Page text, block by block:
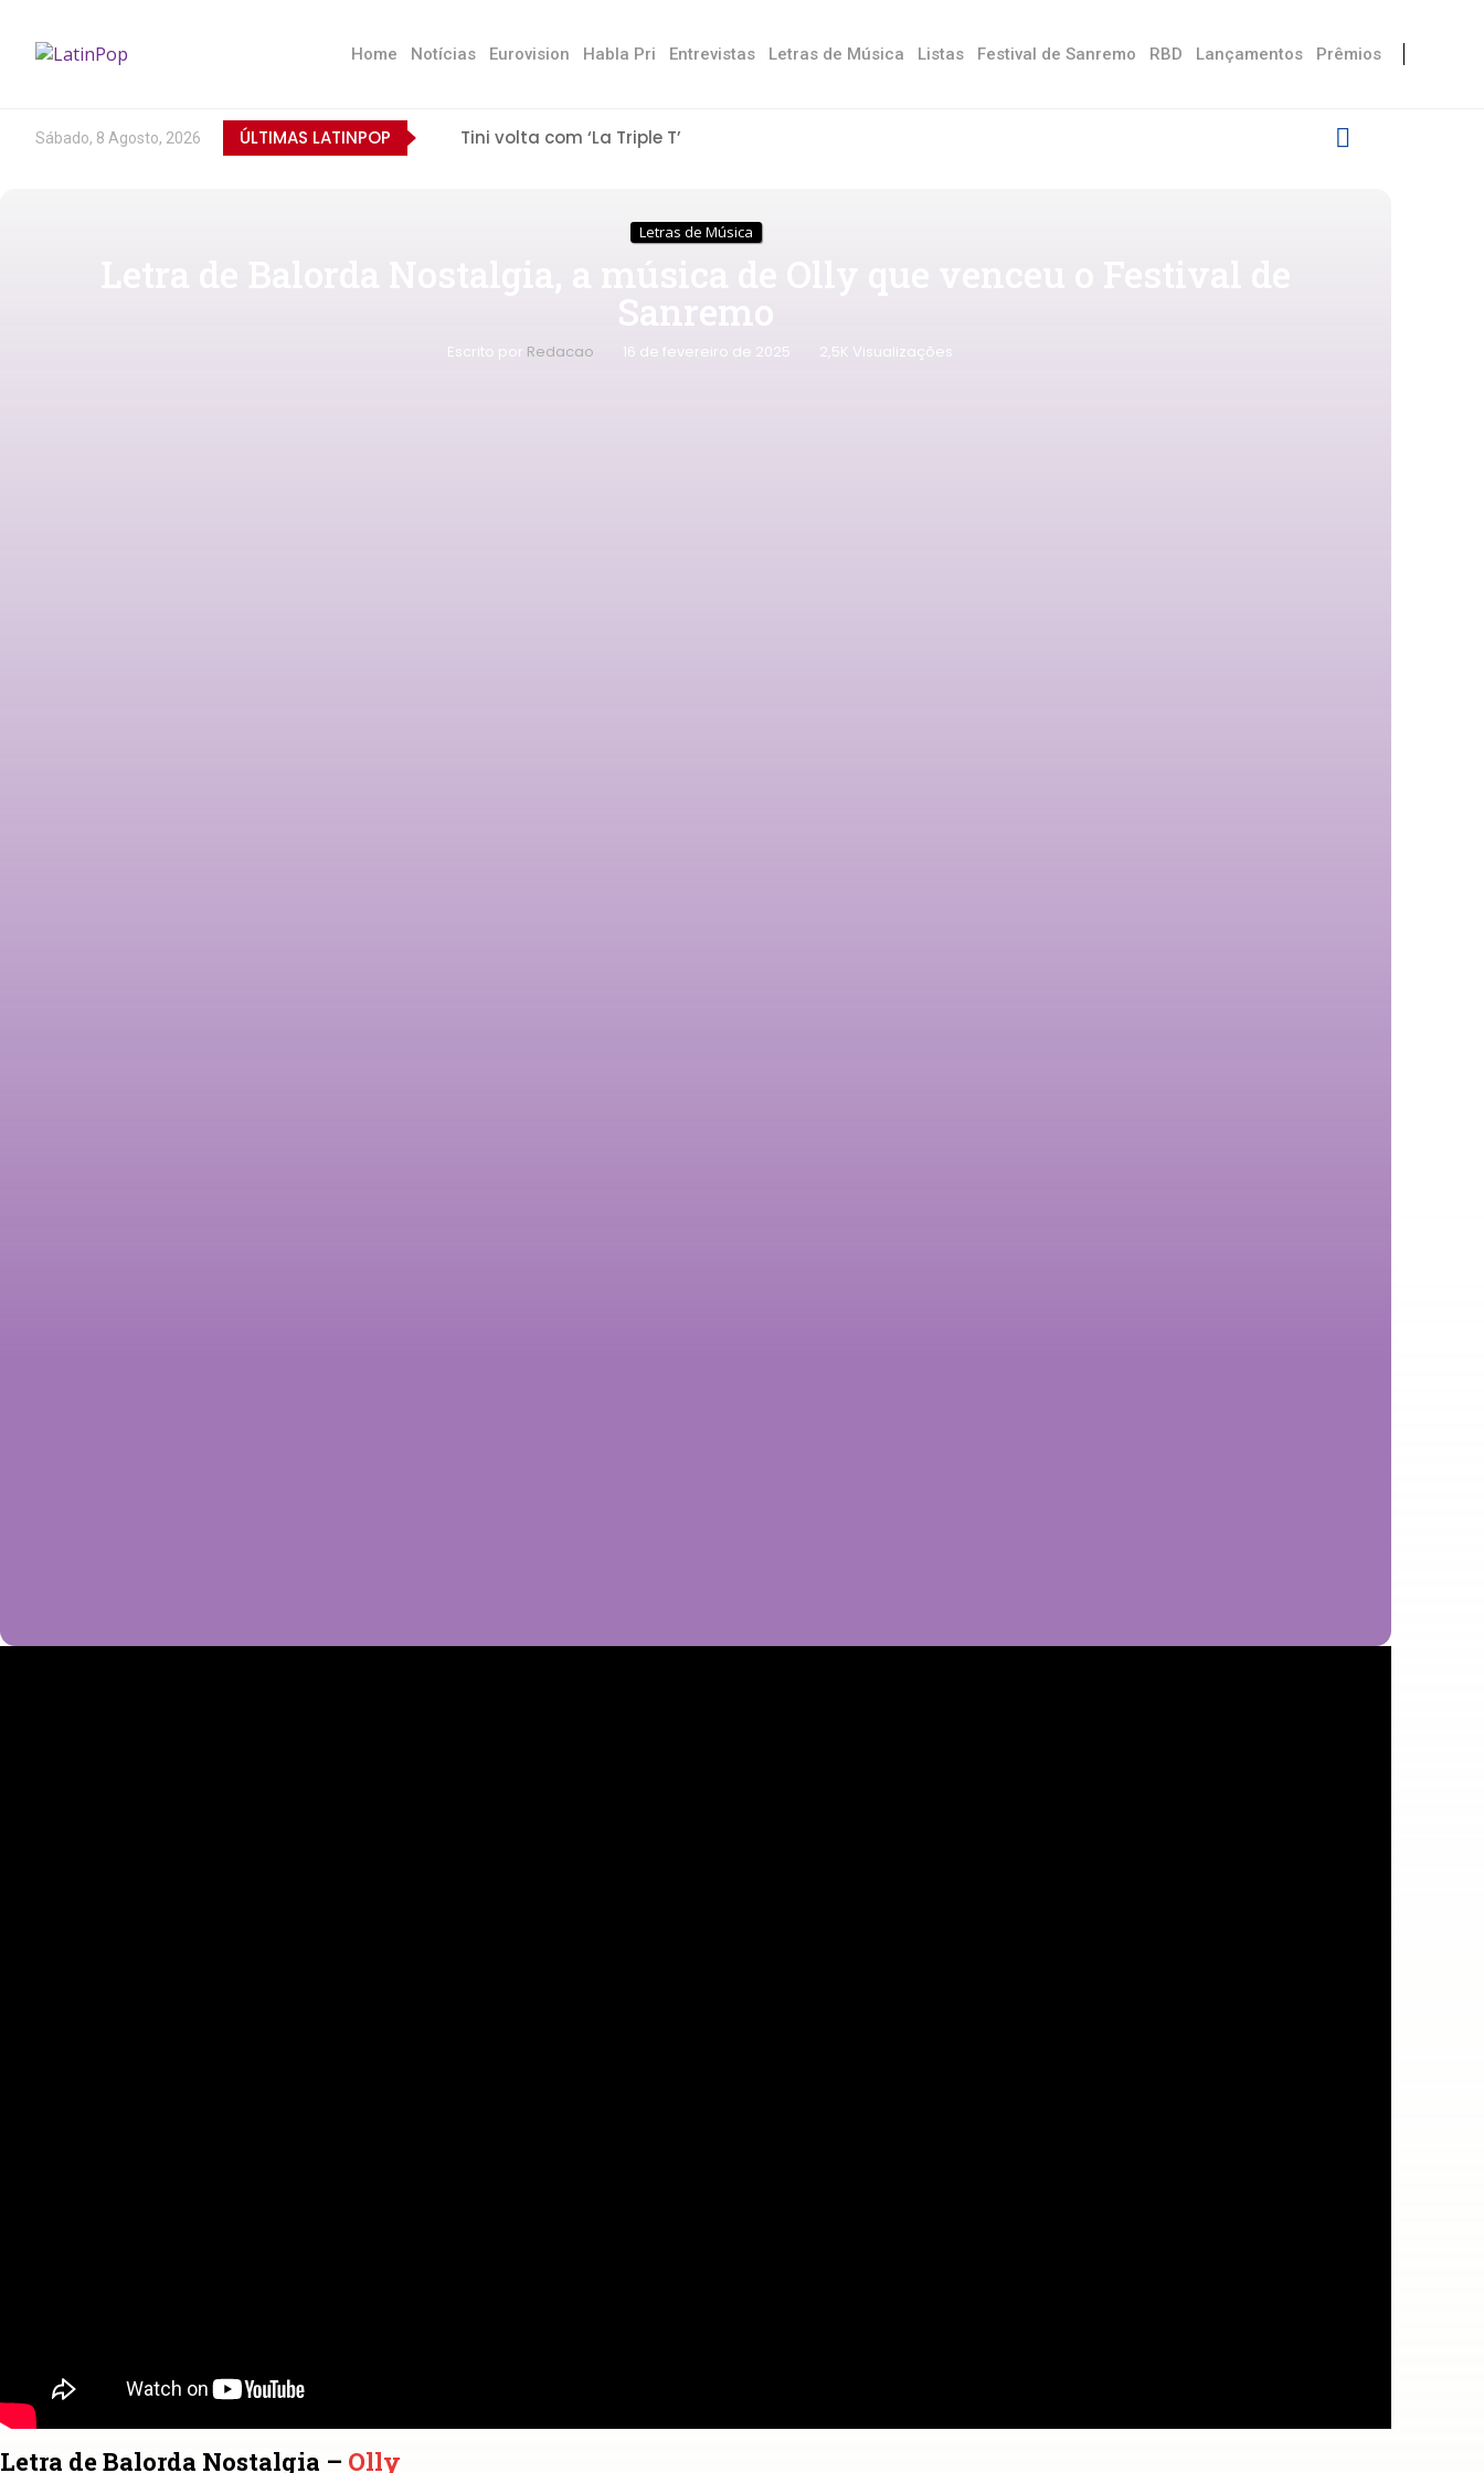
Home Notícias Eurovision Habla Pri Entrevistas Letras de Música Listas Festival de Sanremo RBD Lançamentos Prêmios
Sábado, 8 Agosto, 2026 ÚLTIMAS LATINPOP Tini volta com ‘La Triple T’
Letras de Música
Sanremo
Escrito por Redacao 16 de fevereiro de 2025 2,5K Visualizações
Letra de Balorda Nostalgia – Olly